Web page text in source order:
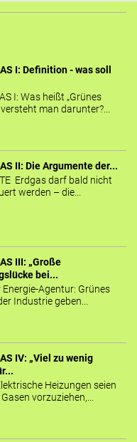
I: Definition - was soll
I: Was heißt „Grünes
man darunter?...
II: Die Argumente der...
Erdgas darf bald nicht
werden – die...
III: „Große
bei...
Energie-Agentur: Grünes
Industrie geben...
IV: „Viel zu wenig
Heizungen seien
vorzuziehen,...